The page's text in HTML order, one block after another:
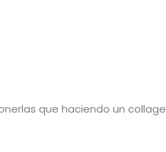
que haciendo un collage